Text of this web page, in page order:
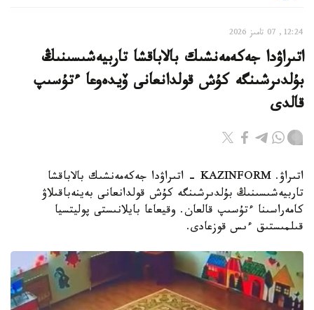
12:24, 07 تامىز 2026
اتىراۋدا جەكەمەنشىك بالاباقشا تاربيەشىسىنىڭ
بۇلدىرشىنگە كۇش قولدانعانى ۆيدەوعا ءتۇسىپ
قالدى
اتىراۋ. KAZINFORM - اتىراۋدا جەكەمەنشىك بالاباقشا
تاربيەشىسىنىڭ بۇلدىرشىنگە كۇش قولدانعانى بەينەباقىلاۋ
كامەراسىنا ءتۇسىپ قالعان. وقيعاعا بايلانىستى پوليتسيا
قىلمىستىق ءىس قوزعادى.